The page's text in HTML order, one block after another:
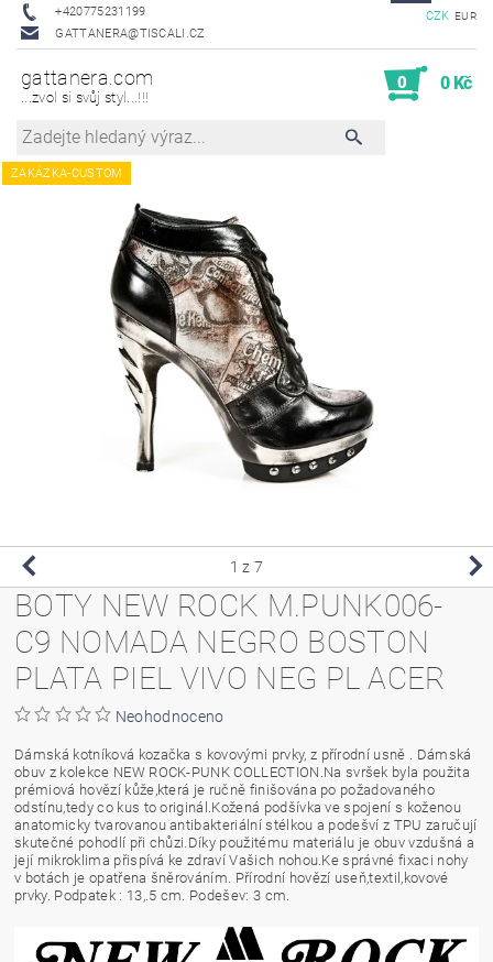
+420775231199
GATTANERA@TISCALI.CZ
CZK EUR
gattanera.com
...zvol si svůj styl...!!!
0 0 Kč
ZAKÁZKA-CUSTOM
1 z 7
BOTY NEW ROCK M.PUNK006-
C9 NOMADA NEGRO BOSTON
PLATA PIEL VIVO NEG PL ACER
Neohodnoceno
Dámská kotníková kozačka s kovovými prvky, z přírodní usně . Dámská
obuv z kolekce NEW ROCK-PUNK COLLECTION.Na svršek byla použita
prémiová hovězí kůže,která je ručně finišována po požadovaného
odstínu,tedy co kus to originál.Kožená podšívka ve spojení s koženou
anatomicky tvarovanou antibakteriální stélkou a podešví z TPU zaručují
skutečné pohodlí při chůzi.Díky použitému materiálu je obuv vzdušná a
její mikroklima přispívá ke zdraví Vašich nohou.Ke správné fixaci nohy
v botách je opatřena šněrováním. Přírodní hovězí useň,textil,kovové
prvky. Podpatek : 13,.5 cm. Podešev: 3 cm.